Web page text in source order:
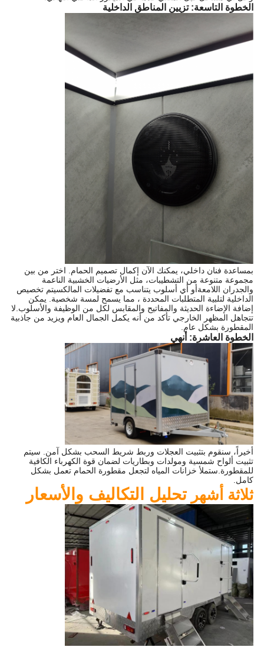
الخطوة التاسعة: تزيين المناطق الداخلية
بمساعدة فنان داخلي، يمكنك الآن إكمال تصميم الحمام. اختر من بين
مجموعة متنوعة من التشطيبات، مثل الأرضيات الخشبية الناعمة
والجدران اللامعةأو أي أسلوب يتناسب مع تفضيلات المالكسيتم تخصيص
الداخلية لتلبية المتطلبات المحددة ، مما يسمح لمسة شخصية. يمكن
إضافة الإضاءة الحديثة والمفاتيح والمقابس لكل من الوظيفة والأسلوب.لا
تتجاهل المظهر الخارجي تأكد من أنه يكمل الجمال العام ويزيد من جاذبية
المقطورة بشكل عام.
الخطوة العاشرة: أنهي
أخيراً، سنقوم بتثبيت العجلات وربط شريط السحب بشكل آمن. سيتم
تثبيت ألواح شمسية ومولدات وبطاريات لضمان قوة الكهرباء الكافية
للمقطورة.ستملأ خزانات المياه لتجعل مقطورة الحمام تعمل بشكل
كامل.
ثلاثة أشهر تحليل التكاليف والأسعار